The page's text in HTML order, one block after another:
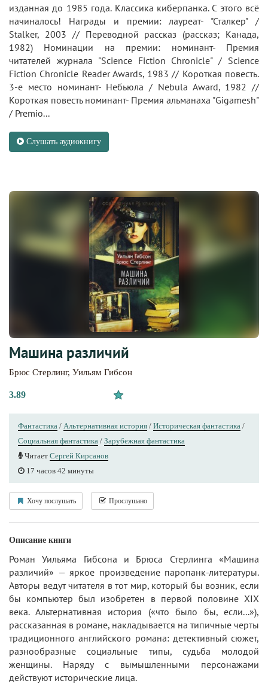
изданная до 1985 года. Классика киберпанка. С этого всё
начиналось! Награды и премии: лауреат- "Сталкер" /
Stalker, 2003 // Переводной рассказ (рассказ; Канада,
1982) Номинации на премии: номинант- Премия
читателей журнала "Science Fiction Chronicle" / Science
Fiction Chronicle Reader Awards, 1983 // Короткая повесть.
3-е место номинант- Небьюла / Nebula Award, 1982 //
Короткая повесть номинант- Премия альманаха "Gigamesh"
/ Premio...
Слушать аудиокнигу
Машина различий
Брюс Стерлинг, Уильям Гибсон
3.89
Фантастика / Альтернативная история / Историческая фантастика /
Социальная фантастика / Зарубежная фантастика
Читает Сергей Кирсанов
17 часов 42 минуты
Хочу послушать Прослушано
Описание книги
Роман Уильяма Гибсона и Брюса Стерлинга «Машина
различий» — яркое произведение паропанк-литературы.
Авторы ведут читателя в тот мир, который бы возник, если
бы компьютер был изобретен в первой половине XIX
века. Альтернативная история («что было бы, если...»),
рассказанная в романе, накладывается на типичные черты
традиционного английского романа: детективный сюжет,
разнообразные социальные типы, судьба молодой
женщины. Наряду с вымышленными персонажами
действуют исторические лица.